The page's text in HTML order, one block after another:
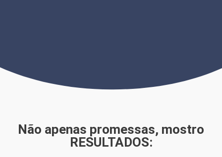
Não apenas promessas, mostro
RESULTADOS: